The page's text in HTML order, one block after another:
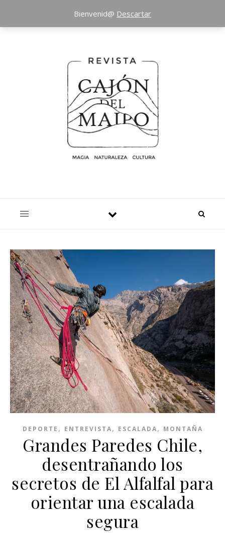
DEPORTE , ENTREVISTA, ESCALADA, MONTAÑA
Grandes Paredes Chile,
desentrañando los
secretos de El Alfalfal para
orientar una escalada
segura
Bienvenid@ Descartar